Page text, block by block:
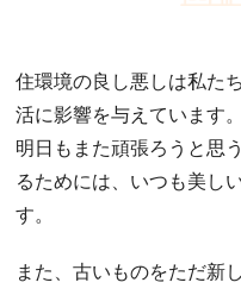
住環境の良し悪しは私た
活に影響を与えています。
明日もまた頑張ろうと思
るためには、いつも美し
す。
また、古いものをただ新